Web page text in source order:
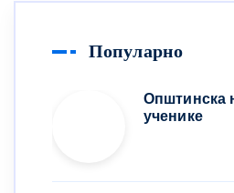
Популарно
Општинска
ученике